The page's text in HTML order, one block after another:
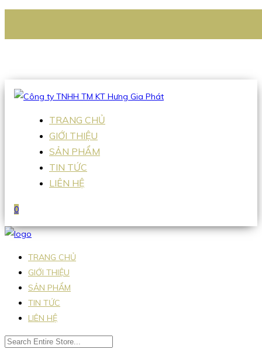
Hotline:0938 336 079
TRANG CHỦ
GIỚI THIỆU
SẢN PHẨM
TIN TỨC
LIÊN HỆ
0
TRANG CHỦ
GIỚI THIỆU
SẢN PHẨM
TIN TỨC
LIÊN HỆ